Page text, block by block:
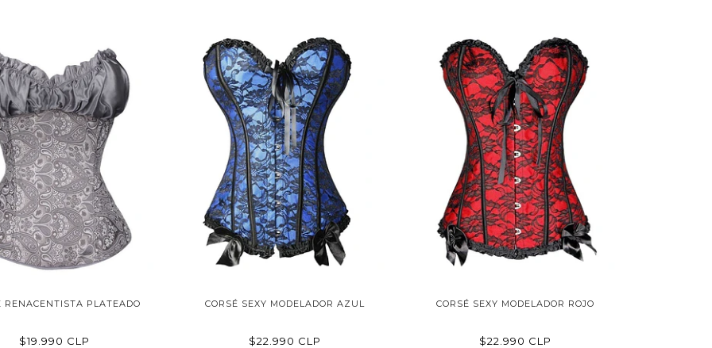
RENACENTISTA PLATEADO
$19.990 CLP
CORSÉ SEXY MODELADOR AZUL
$22.990 CLP
CORSÉ SEXY MODELADOR ROJO
$22.990 CLP